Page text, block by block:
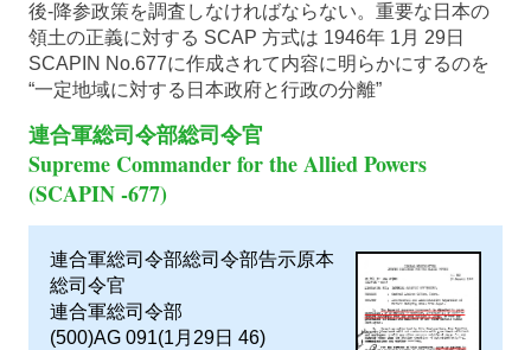
後-降参政策を調査しなければならない。重要な日本の
領土の正義に対する SCAP 方式は 1946年 1月 29日
SCAPIN No.677に作成されて内容に明らかにするのを
“一定地域に対する日本政府と行政の分離”
連合軍総司令部総司令官
Supreme Commander for the Allied Powers
(SCAPIN -677)
連合軍総司令部総司令部告示原本
総司令官
連合軍総司令部
(500)AG 091(1月29日 46)